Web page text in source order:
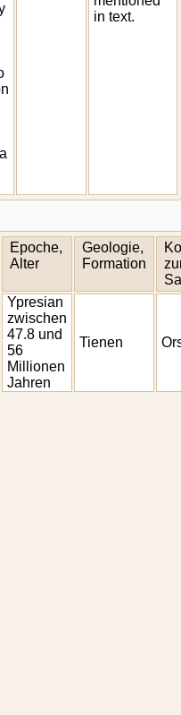
in text.
Epoche,
Alter
Geologie,
Formation
Ypresian
zwischen
47.8 und
56
Millionen
Jahren
Tienen